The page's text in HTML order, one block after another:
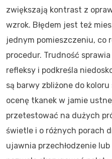
zwiększają kontrast z
wzrok. Błędem jest też
jednym pomieszczeniu, co
procedur. Trudność
refleksy i podkreśla
są barwy zbliżone do
ocenę tkanek w jamie
przetestować na dużych
świetle i o różnych porach
ujawnia przechłodzenie